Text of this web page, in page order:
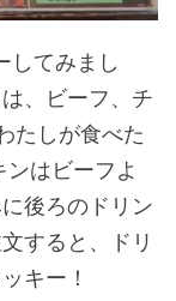
してみまし
、ビーフ、チ
たしが食べた
はビーフよ
後ろのドリン
すると、ドリ
キー！